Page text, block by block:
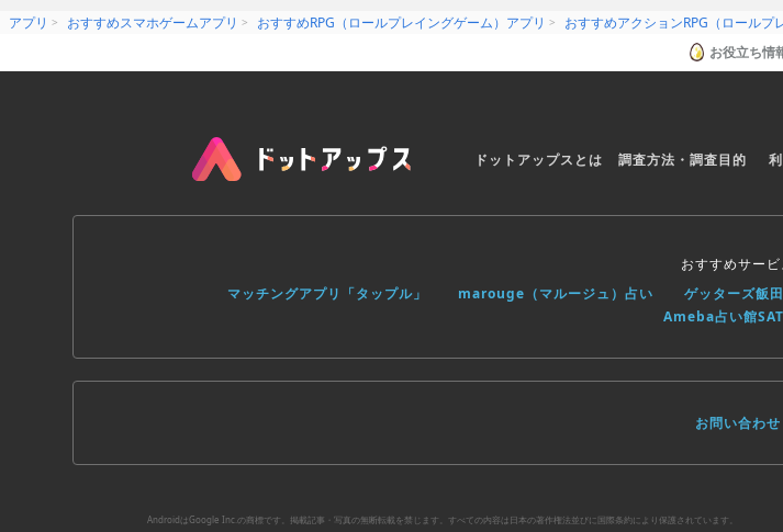
アプリ おすすめスマホゲームアプリ おすすめRPG（ロールプレイングゲーム）アプリ おすすめアクションRPG（ロールプ
お役立ち情
ドットアップスとは 調査方法・調査目的
おすすめサービ
マッチングアプリ「タップル」
marouge（マルージュ）占い ゲッターズ飯
Ameba占い館
お問い合わせ
AndroidはGoogle Inc.の商標です。掲載記事・写真の無断転載を禁じます。すべての内容は日本の著作権法並びに国際条約により保護されています。